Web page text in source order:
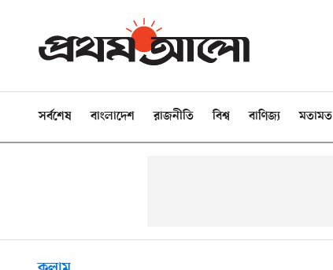
সর্বশেষ বাংলাদেশ রাজনীতি বিশ্ব বাণিজ্য মতামত